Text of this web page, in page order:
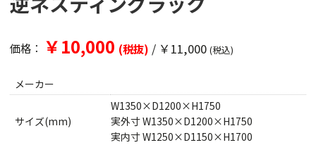
価格： ￥10,000 (税抜) / ￥11,000 (税込)
メーカー
サイズ(mm)
W1350×D1200×H1750
実外寸 W1350×D1200×H1750
実内寸 W1250×D1150×H1700